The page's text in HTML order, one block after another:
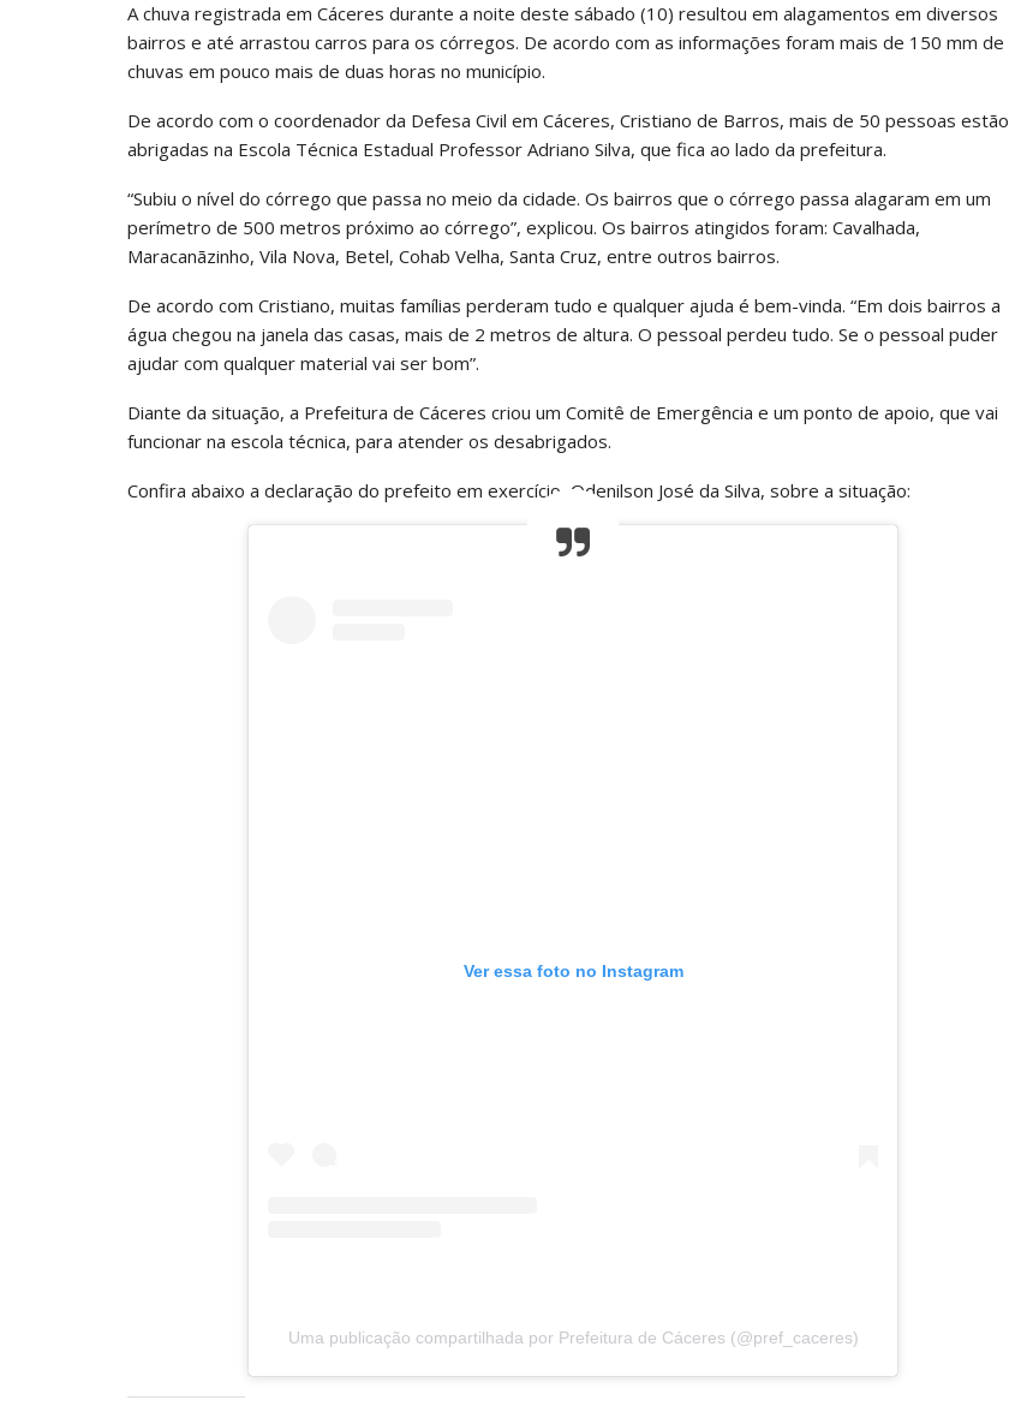
A chuva registrada em Cáceres durante a noite deste sábado (10) resultou em alagamentos em diversos
bairros e até arrastou carros para os córregos. De acordo com as informações foram mais de 150 mm de
chuvas em pouco mais de duas horas no município.
De acordo com o coordenador da Defesa Civil em Cáceres, Cristiano de Barros, mais de 50 pessoas estão
abrigadas na Escola Técnica Estadual Professor Adriano Silva, que fica ao lado da prefeitura.
“Subiu o nível do córrego que passa no meio da cidade. Os bairros que o córrego passa alagaram em um
perímetro de 500 metros próximo ao córrego”, explicou. Os bairros atingidos foram: Cavalhada,
Maracanãzinho, Vila Nova, Betel, Cohab Velha, Santa Cruz, entre outros bairros.
De acordo com Cristiano, muitas famílias perderam tudo e qualquer ajuda é bem-vinda. “Em dois bairros a
água chegou na janela das casas, mais de 2 metros de altura. O pessoal perdeu tudo. Se o pessoal puder
ajudar com qualquer material vai ser bom”.
Diante da situação, a Prefeitura de Cáceres criou um Comitê de Emergência e um ponto de apoio, que vai
funcionar na escola técnica, para atender os desabrigados.
Confira abaixo a declaração do prefeito em exercício, Odenilson José da Silva, sobre a situação:
Ver essa foto no Instagram
Uma publicação compartilhada por Prefeitura de Cáceres (@pref_caceres)